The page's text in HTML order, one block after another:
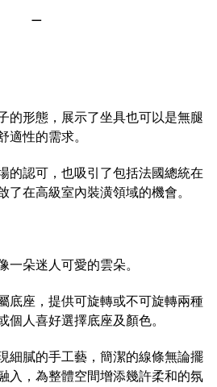
的形態，展示了坐具也可以是無腿
適性的需求。
的認可，也吸引了包括法國總統在
了在高級室內裝潢領域的機會。
一朵迷人可愛的雲朵。
底座，提供可旋轉或不可旋轉兩種
個人喜好選擇底座及顏色。
細膩的手工藝，簡潔的線條無論擺
入，為整體空間增添幾許柔和的氛